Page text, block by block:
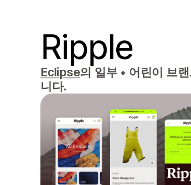
Ripple
Eclipse의 일부 • 어린이 브
니다.